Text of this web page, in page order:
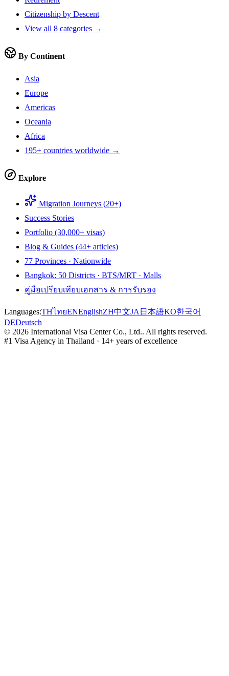
Citizenship by Descent
View all 8 categories →
By Continent
Asia
Europe
Americas
Oceania
Africa
195+ countries worldwide →
Explore
Migration Journeys (20+)
Success Stories
Portfolio (30,000+ visas)
Blog & Guides (44+ articles)
77 Provinces · Nationwide
Bangkok: 50 Districts · BTS/MRT · Malls
คู่มือเปรียบเทียบเอกสาร & การรับรอง
Languages:THไทยENEnglishZH中文JA 日本語KO한국어
DEDeutsch
© 2026 International Visa Center Co., Ltd.. All rights reserved.
#1 Visa Agency in Thailand · 14+ years of excellence